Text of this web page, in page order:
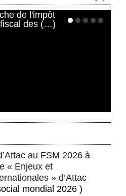
au FSM 2026 à
« Enjeux et
» d’Attac
mondial 2026 )